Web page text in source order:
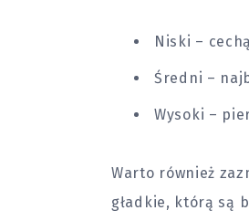
Niski –
Średni –
Wysoki –
Warto również
gładkie, którą są